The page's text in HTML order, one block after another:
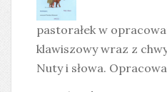
pastorałek w
klawiszowy wraz z
Nuty i słowa.